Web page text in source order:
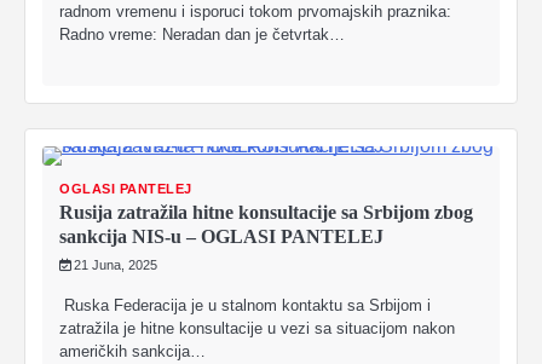
radnom vremenu i isporuci tokom prvomajskih praznika:
Radno vreme: Neradan dan je četvrtak…
OGLASI PANTELEJ
Rusija zatražila hitne konsultacije sa Srbijom zbog
sankcija NIS-u – OGLASI PANTELEJ
21 Juna, 2025
Ruska Federacija je u stalnom kontaktu sa Srbijom i
zatražila je hitne konsultacije u vezi sa situacijom nakon
američkih sankcija…